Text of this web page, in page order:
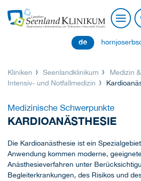
de
Kliniken Seenlandklinikum Medizin
Intensiv- und Notfallmedizin
Medizinische Schwerpunkte
KARDIOANÄSTHESIE
Die Kardioanästhesie ist ein
Anwendung kommen moderne,
Anästhesieverfahren unter
Begleiterkrankungen, des Risikos und